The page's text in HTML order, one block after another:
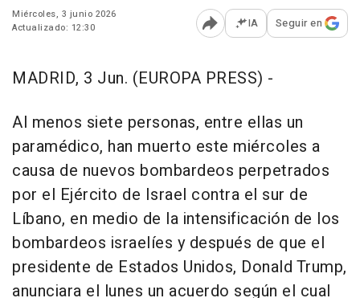
Miércoles, 3 junio 2026
Actualizado: 12:30
Abrir opciones para
IA Seguir en
MADRID, 3 Jun. (EUROPA PRESS) -
Al menos siete personas, entre ellas un
paramédico, han muerto este miércoles a
causa de nuevos bombardeos perpetrados
por el Ejército de Israel contra el sur de
Líbano, en medio de la intensificación de los
bombardeos israelíes y después de que el
presidente de Estados Unidos, Donald Trump,
anunciara el lunes un acuerdo según el cual